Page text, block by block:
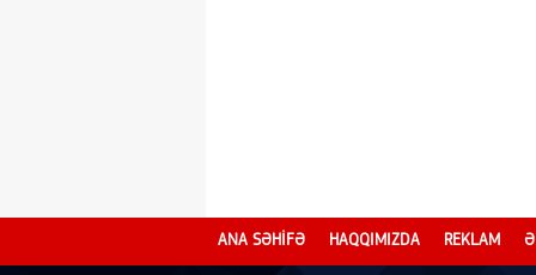
ANA SƏHİFƏ HAQQIMIZDA REKLAM